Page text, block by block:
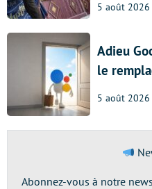
5 août 2026
Adieu
le
5 août 2026
Abonnez-vous à notre